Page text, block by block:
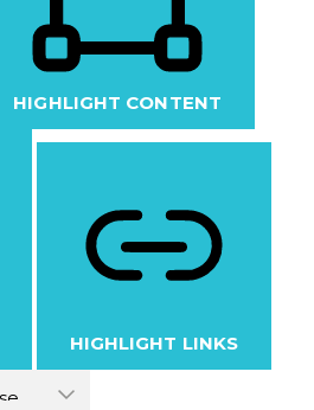
HIGHLIGHT CONTENT
HIGHLIGHT LINKS